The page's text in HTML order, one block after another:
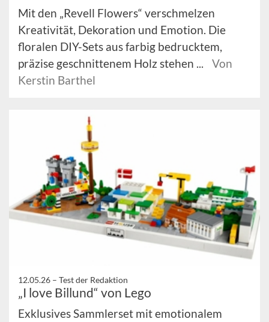
Mit den „Revell Flowers“ verschmelzen
Kreativität, Dekoration und Emotion. Die
floralen DIY-Sets aus farbig bedrucktem,
präzise geschnittenem Holz stehen ...
Von
Kerstin Barthel
12.05.26 – Test der Redaktion
„I love Billund“ von Lego
Exklusives Sammlerset mit emotionalem